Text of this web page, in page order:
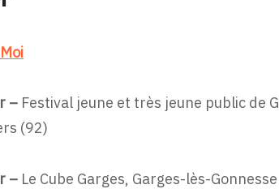
– Festival jeune et très jeune public de
(92)
– Le Cube Garges, Garges-lès-